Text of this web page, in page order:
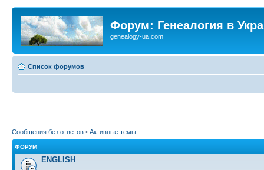
Форум: Генеалогия в
genealogy-ua.com
Список форумов
Сообщения без ответов • Активные темы
ФОРУМ
ENGLISH